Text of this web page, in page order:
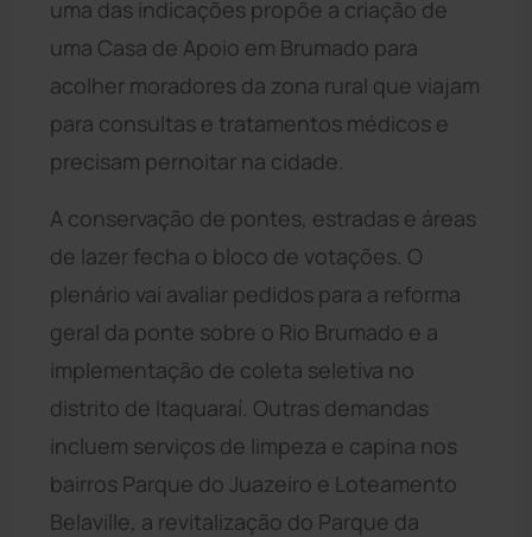
uma das indicações propõe a criação de
uma Casa de Apoio em Brumado para
acolher moradores da zona rural que viajam
para consultas e tratamentos médicos e
precisam pernoitar na cidade.
A conservação de pontes, estradas e áreas
de lazer fecha o bloco de votações. O
plenário vai avaliar pedidos para a reforma
geral da ponte sobre o Rio Brumado e a
implementação de coleta seletiva no
distrito de Itaquaraí. Outras demandas
incluem serviços de limpeza e capina nos
bairros Parque do Juazeiro e Loteamento
Belaville, a revitalização do Parque da